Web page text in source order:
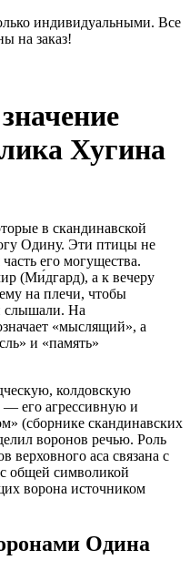
индивидуальными. Все
на заказ!
Хугина
в скандинавской
Одину. Эти птицы не
его могущества.
(Ми́дгард), а к вечеру
на плечи, чтобы
слышали. На
«мыслящий», а
и «память»
колдовскую
его агрессивную и
(сборнике скандинавских
воронов речью. Роль
аса связана с
общей символикой
ворона источником
Одина